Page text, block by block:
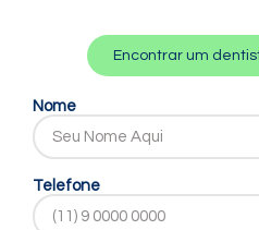
Encontrar um
Nome
Telefone